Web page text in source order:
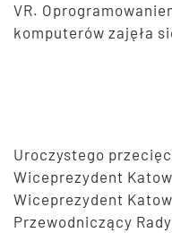
VR.
komputerów zajęła
Uroczystego
Wiceprezydent
Wiceprezydent
Przewodniczący